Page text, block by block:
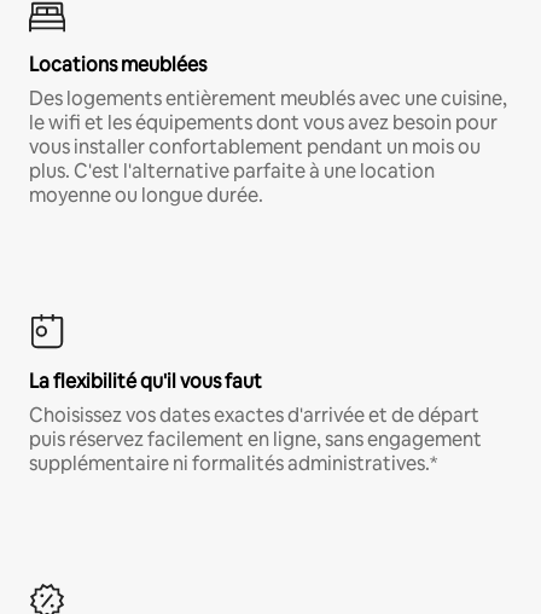
Locations meublées
Des logements entièrement meublés avec une cuisine,
le wifi et les équipements dont vous avez besoin pour
vous installer confortablement pendant un mois ou
plus. C'est l'alternative parfaite à une location
moyenne ou longue durée.
La flexibilité qu'il vous faut
Choisissez vos dates exactes d'arrivée et de départ
puis réservez facilement en ligne, sans engagement
supplémentaire ni formalités administratives.*